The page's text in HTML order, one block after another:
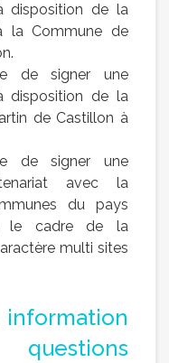
disposition de la
la Commune de
de signer une
disposition de la
de Castillon à
de signer une
avec la
du pays
le cadre de la
multi sites
information